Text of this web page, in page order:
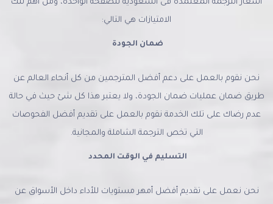
اسعار الترجمة المعتمدة فى السعودية للصفحة الواحدة، ومن أهم تلك
الامتيازات هي التالي:
ضمان الجودة
نحن نقوم بالعمل على دعم أفضل المترجمين من كل أنحاء العالم عن
طريق ضمان عمليات ضمان الجودة، ولا يعتبر هذا كل شئ حيث في حالة
عدم رضاك على تلك الخدمة نقوم بالعمل على تقديم أفضل الفحوصات
التي تخص الترجمة الشاملة والمجانية.
التسليم في الوقت المحدد
نحن نعمل على تقديم أفضل أمهر مستويات للأداء داخل الأسواق عن